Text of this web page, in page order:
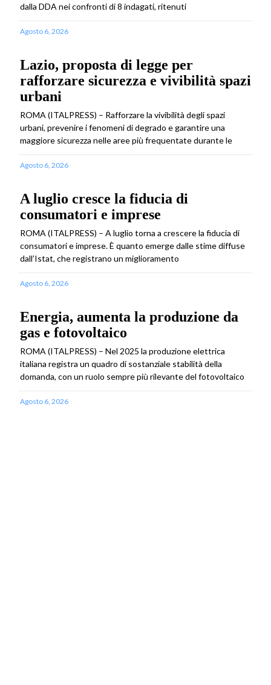
dalla DDA nei confronti di 8 indagati, ritenuti
Agosto 6, 2026
Lazio, proposta di legge per
rafforzare sicurezza e vivibilità spazi
urbani
ROMA (ITALPRESS) – Rafforzare la vivibilità degli spazi
urbani, prevenire i fenomeni di degrado e garantire una
maggiore sicurezza nelle aree più frequentate durante le
Agosto 6, 2026
A luglio cresce la fiducia di
consumatori e imprese
ROMA (ITALPRESS) – A luglio torna a crescere la fiducia di
consumatori e imprese. È quanto emerge dalle stime diffuse
dall’Istat, che registrano un miglioramento
Agosto 6, 2026
Energia, aumenta la produzione da
gas e fotovoltaico
ROMA (ITALPRESS) – Nel 2025 la produzione elettrica
italiana registra un quadro di sostanziale stabilità della
domanda, con un ruolo sempre più rilevante del fotovoltaico
Agosto 6, 2026